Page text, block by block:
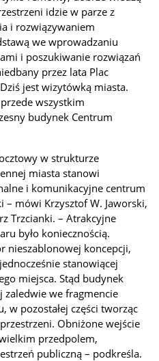
idzie w parze z
i rozwiązywaniem
we wprowadzaniu
i poszukiwanie rozwiązań
przez lata Plac
jest wizytówką miasta.
wszystkim
budynek Centrum
w strukturze
miasta stanowi
i komunikacyjne centrum
– mówi Krzysztof W. Jaworski,
Trzcianki. – Atrakcyjne
było koniecznością.
nieszablonowej koncepcji,
stanowiącej
miejsca. Stąd budynek
zaledwie we fragmencie
w pozostałej części tworząc
Obniżone wejście
przedpolem,
publiczną – podkreśla.